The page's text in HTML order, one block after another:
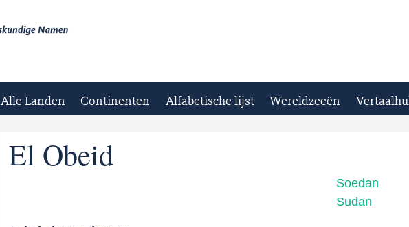
Alle Landen Continenten Alfabetische lijst Wereldzeeën
El Obeid
Soedan
Sudan